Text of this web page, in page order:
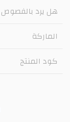
هل يرد بالفصوص
الماركة
كود المنتج